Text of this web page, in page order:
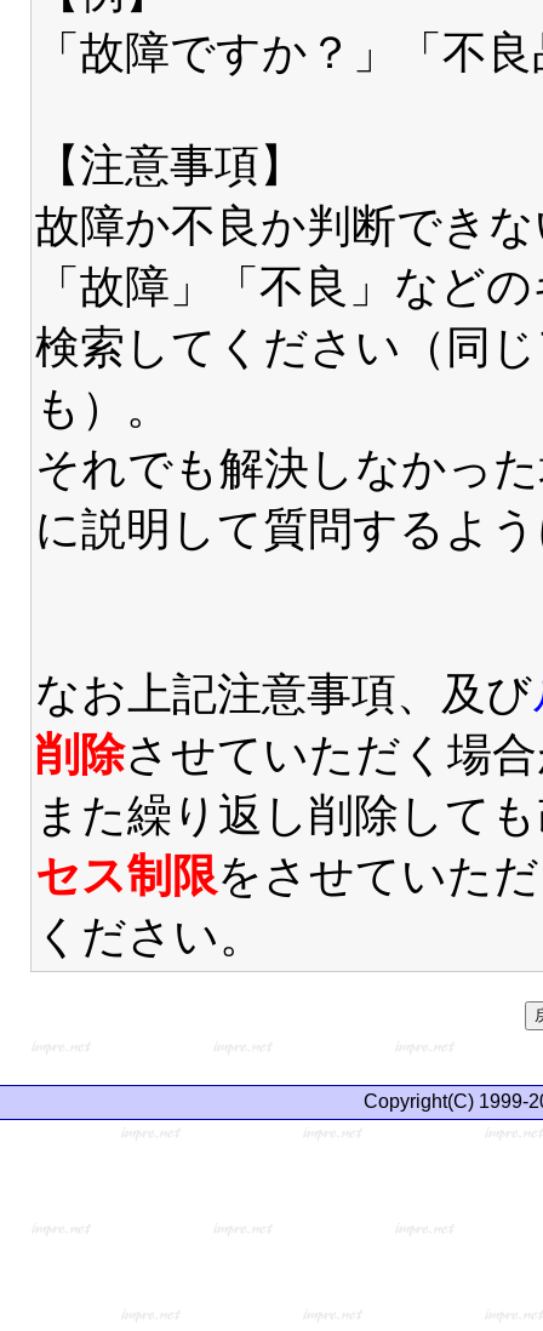
「故障ですか？」「不
【注意事項】
故障か不良か判断でき
「故障」「不良」など
検索してください（同
も）。
それでも解決しなかっ
に説明して質問するよ
なお上記注意事項、及び
削除させていただく場
また繰り返し削除して
セス制限をさせていた
ください。
Copyright(C) 1999-